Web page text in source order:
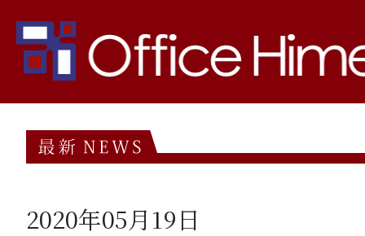
□お問い合わせの方はコチラ
2020年05月19日